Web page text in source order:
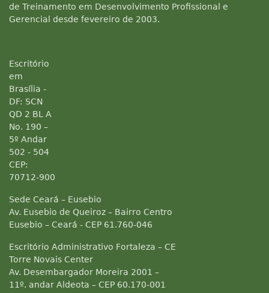
de Treinamento em Desenvolvimento Profissional e
Gerencial desde fevereiro de 2003.
Escritório
em
Brasília -
DF: SCN
QD 2 BL A
No. 190 –
5º Andar
502 - 504
CEP:
70712-900
Sede Ceará – Eusebio
Av. Eusebio de Queiroz – Bairro Centro
Eusebio – Ceará - CEP 61.760-046
Escritório Administrativo Fortaleza – CE
Torre Novais Center
Av. Desembargador Moreira 2001 –
11º. andar Aldeota – CEP 60.170-001